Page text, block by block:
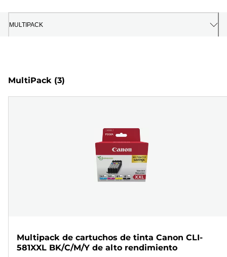
MULTIPACK
MultiPack (3)
Multipack de cartuchos de tinta Canon CLI-
581XXL BK/C/M/Y de alto rendimiento